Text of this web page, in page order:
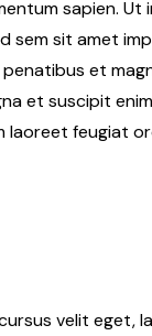
sapien. Ut
sem sit amet
et
et suscipit
laoreet feugiat
velit eget,